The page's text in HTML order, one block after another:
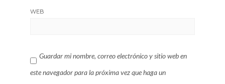
WEB
Guardar mi nombre, correo electrónico y sitio web en
este navegador para la próxima vez que haga un